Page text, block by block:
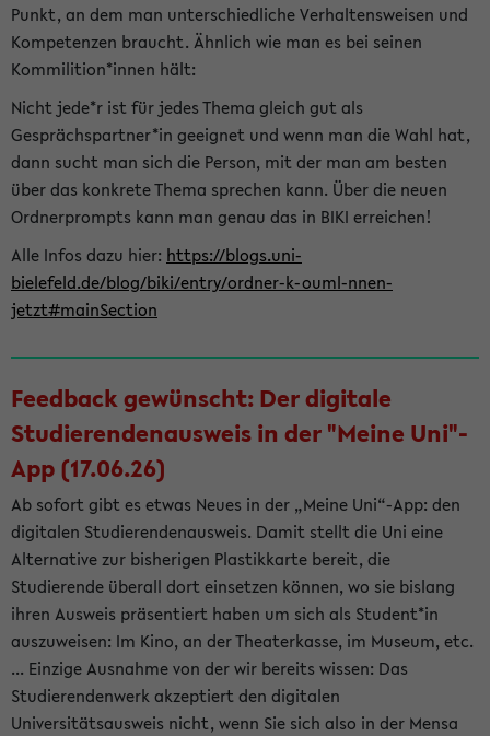
Punkt, an dem man unterschiedliche Verhaltensweisen und
Kompetenzen braucht. Ähnlich wie man es bei seinen
Kommilition*innen hält:
Nicht jede*r ist für jedes Thema gleich gut als
Gesprächspartner*in geeignet und wenn man die Wahl hat,
dann sucht man sich die Person, mit der man am besten
über das konkrete Thema sprechen kann. Über die neuen
Ordnerprompts kann man genau das in BIKI erreichen!
Alle Infos dazu hier: https://blogs.uni-
bielefeld.de/blog/biki/entry/ordner-k-ouml-nnen-
jetzt#mainSection
Feedback gewünscht: Der digitale
Studierendenausweis in der "Meine Uni"-
App (17.06.26)
Ab sofort gibt es etwas Neues in der „Meine Uni“-App: den
digitalen Studierendenausweis. Damit stellt die Uni eine
Alternative zur bisherigen Plastikkarte bereit, die
Studierende überall dort einsetzen können, wo sie bislang
ihren Ausweis präsentiert haben um sich als Student*in
auszuweisen: Im Kino, an der Theaterkasse, im Museum, etc.
... Einzige Ausnahme von der wir bereits wissen: Das
Studierendenwerk akzeptiert den digitalen
Universitätsausweis nicht, wenn Sie sich also in der Mensa